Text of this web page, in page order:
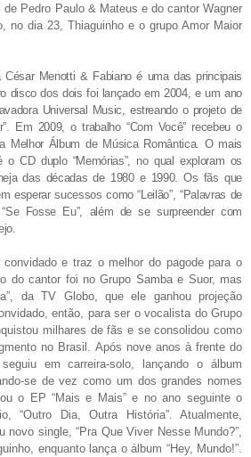
Pedro Paulo & Mateus e do cantor Wagner
no dia 23, Thiaguinho e o grupo Amor Maior
César Menotti & Fabiano é uma das principais
disco dos dois foi lançado em 2004, e um ano
Universal Music, estreando o projeto de
Em 2009, o trabalho “Com Você” recebeu o
Melhor Álbum de Música Romântica. O mais
o CD duplo “Memórias”, no qual exploram os
das décadas de 1980 e 1990. Os fãs que
esperar sucessos como “Leilão”, “Palavras de
“Se Fosse Eu”, além de se surpreender com
convidado e traz o melhor do pagode para o
do cantor foi no Grupo Samba e Suor, mas
da TV Globo, que ele ganhou projeção
então, para ser o vocalista do Grupo
milhares de fãs e se consolidou como
no Brasil. Após nove anos à frente do
em carreira-solo, lançando o álbum
se de vez como um dos grandes nomes
o EP “Mais e Mais” e no ano seguinte o
“Outro Dia, Outra História”. Atualmente,
novo single, “Pra Que Viver Nesse Mundo?”,
enquanto lança o álbum “Hey, Mundo!”.